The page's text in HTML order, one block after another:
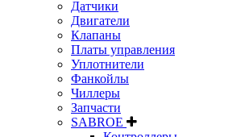
Датчики
Двигатели
Клапаны
Платы управления
Уплотнители
Фанкойлы
Чиллеры
Запчасти
SABROE